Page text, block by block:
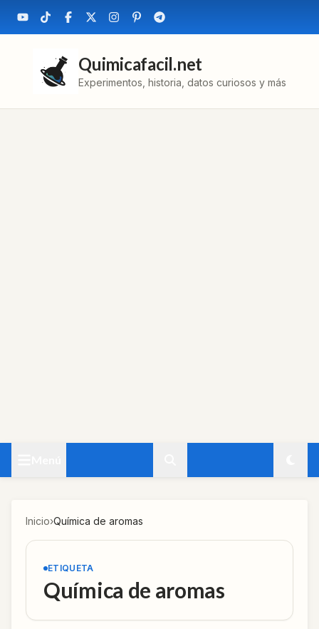
Quimicafacil.net
Experimentos, historia, datos curiosos y más
Inicio›Química de aromas
ETIQUETA
Química de aromas